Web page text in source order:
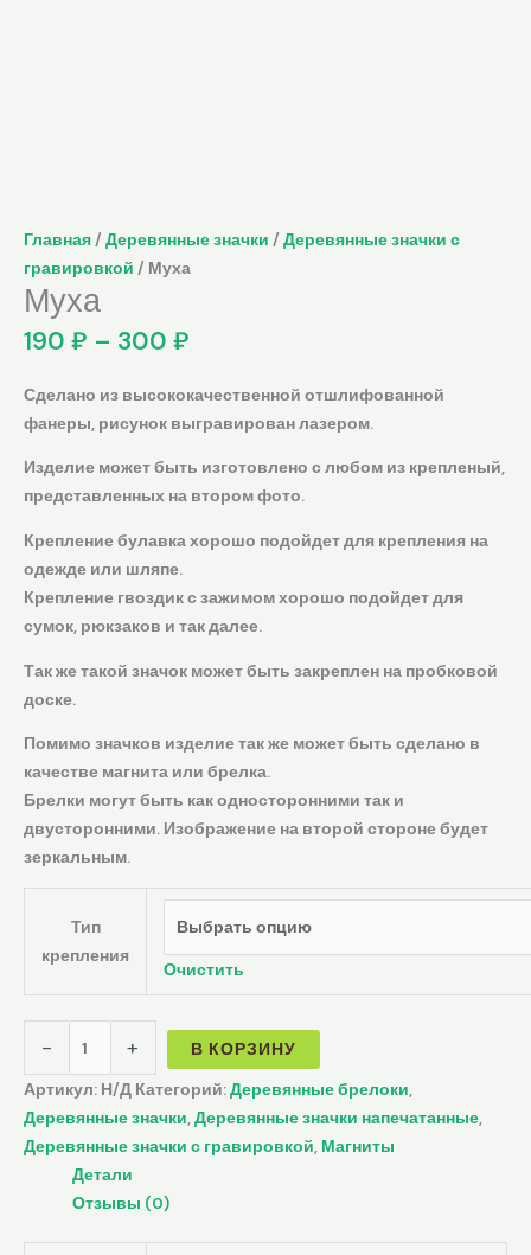
Главная/Деревянные значки /Деревянные значки с
гравировкой / Муха
Муха
190 ₽ – 300 ₽
Сделано из высококачественной отшлифованной
фанеры, рисунок выгравирован лазером.
Изделие может быть изготовлено с любом из крепленый,
представленных на втором фото.
Крепление булавка хорошо подойдет для крепления на
одежде или шляпе.
Крепление гвоздик с зажимом хорошо подойдет для
сумок, рюкзаков и так далее.
Так же такой значок может быть закреплен на пробковой
доске.
Помимо значков изделие так же может быть сделано в
качестве магнита или брелка.
Брелки могут быть как односторонними так и
двусторонними. Изображение на второй стороне будет
зеркальным.
Тип
крепления
Очистить
- +
В КОРЗИНУ
Артикул: Н/Д Категорий:Деревянные брелоки,
Деревянные значки,Деревянные значки напечатанные,
Деревянные значки с гравировкой, Магниты
Детали
Отзывы (0)